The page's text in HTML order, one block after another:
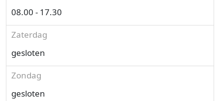
08.00 - 17.30
Zaterdag
gesloten
Zondag
gesloten